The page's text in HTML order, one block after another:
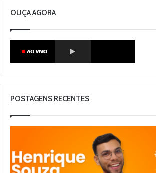
OUÇA AGORA
POSTAGENS RECENTES